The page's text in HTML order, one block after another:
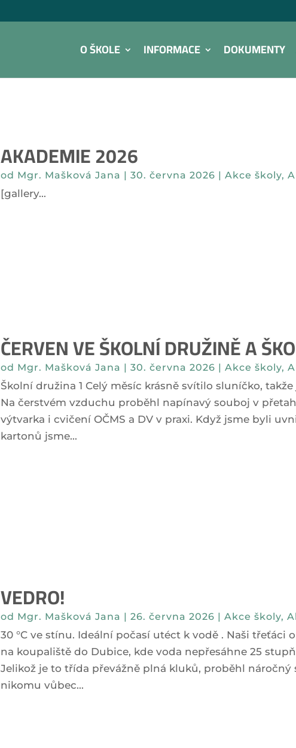
O ŠKOLE INFORMACE DOKUMENTY
AKADEMIE 2026
od Mgr. Mašková Jana | 30. června 2026 | Akce školy,
[gallery...
ČERVEN VE ŠKOLNÍ DRUŽINĚ A
od Mgr. Mašková Jana | 30. června 2026 | Akce školy,
Školní družina 1 Celý měsíc krásně svítilo sluníčko,
Na čerstvém vzduchu proběhl napínavý souboj v
výtvarka i cvičení OČMS a DV v praxi. Když jsme byli
kartonů jsme...
VEDRO!
od Mgr. Mašková Jana 26. června 2026 Akce školy,
30 °C ve stínu. Ideální počasí utéct k vodě . Naši třeťáci
na koupaliště do Dubice, kde voda nepřesáhne 25
Jelikož je to třída převážně plná kluků, proběhl
nikomu vůbec...